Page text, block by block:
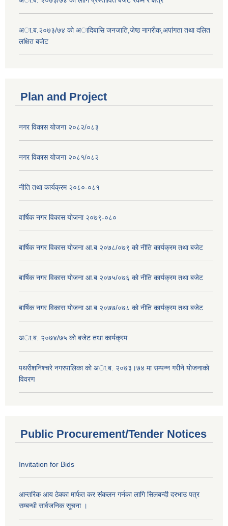
अा.ब.२०७३/७४ काे अादिबासि जनजाति,जेष्ठ नागरीक,अपांगता तथा दलित
लक्षित बजेट
Plan and Project
नगर विकास योजना २०८२/०८३
नगर विकास योजना २०८१/०८२
नीति तथा कार्यक्रम २०८०-०८१
वार्षिक नगर विकास योजना २०७९-०८०
बार्षिक नगर विकास योजना आ.ब २०७८/०७९ को नीति कार्यक्रम तथा बजेट
बार्षिक नगर विकास योजना आ.ब २०७५/०७६ को नीति कार्यक्रम तथा बजेट
बार्षिक नगर विकास योजना आ.ब २०७७/०७८ को नीति कार्यक्रम तथा बजेट
अा.ब. २०७४/७५ काे बजेट तथा कार्यक्रम
पथरीशनिश्चरे नगरपालिका काे अा.ब. २०७३।७४ मा सम्पन्न गरीने याेजनाकाे
विवरण
Public Procurement/Tender Notices
Invitation for Bids
आन्तरिक आय ठेक्का मार्फत कर संकलन गर्नका लागि सिलबन्दी दरभाउ पत्र
सम्बन्धी सार्वजनिक सूचना ।